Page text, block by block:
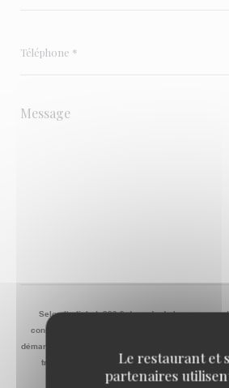
Le restaurant et
partenaires
Selon l'article L.223-2 du code de la
consommateur peut user de son droit à
démarchage téléphonique Bloctel :
.
traitement de vos données, consultez notre